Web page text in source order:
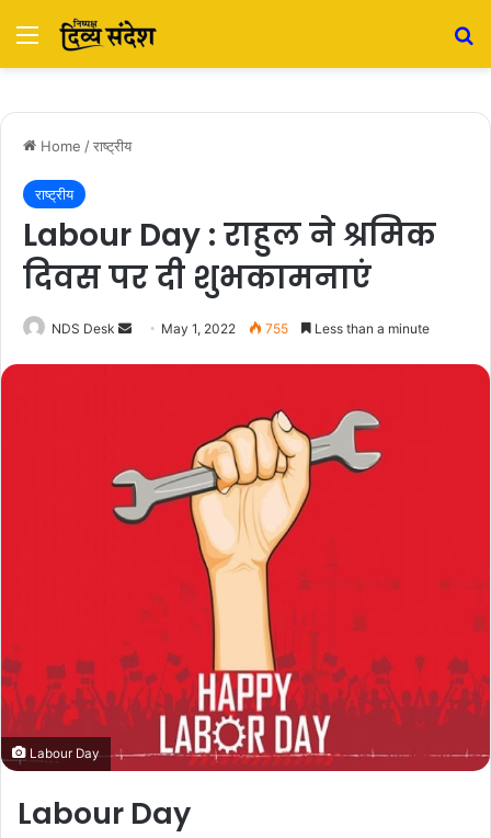
Menu
Home /राष्ट्रीय
राष्ट्रीय
Labour Day : राहुल ने श्रमिक
दिवस पर दी शुभकामनाएं
NDS Desk
e
m
May 1, 2022 755 Less than a minute
Labour Day
Labour Day